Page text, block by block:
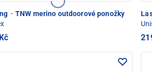
· TNW merino outdoorové ponožky